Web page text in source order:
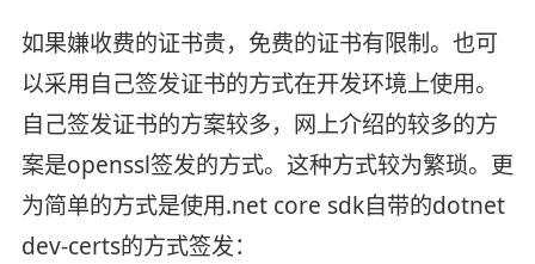
如果嫌收费的证书贵，免费的证书有限制。也可
以采用自己签发证书的方式在开发环境上使用。
自己签发证书的方案较多，网上介绍的较多的方
案是openssl签发的方式。这种方式较为繁琐。更
为简单的方式是使用.net core sdk自带的dotnet
dev-certs的方式签发：